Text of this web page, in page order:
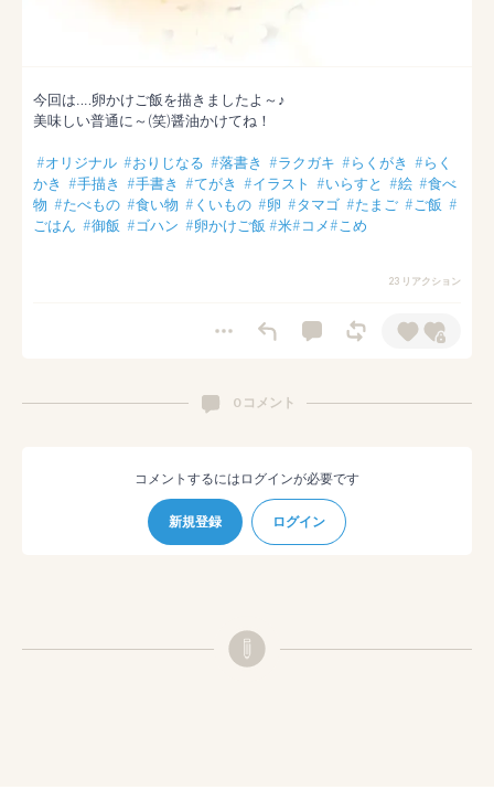
今回は‥‥卵かけご飯を描きましたよ～♪
美味しい普通に～(笑)醤油かけてね！
#オリジナル #おりじなる #落書き #ラクガキ #らくがき #らく
かき #手描き #手書き #てがき #イラスト #いらすと #絵 #食べ
物 #たべもの #食い物 #くいもの #卵 #タマゴ #たまご #ご飯 #
ごはん #御飯 #ゴハン #卵かけご飯 #米#コメ#こめ
23 リアクション
0 コメント
コメントするにはログインが必要です
新規登録 ログイン